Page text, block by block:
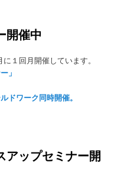
開催中
１回月開催しています。
」
ドワーク同時開催。
ップセミナー開